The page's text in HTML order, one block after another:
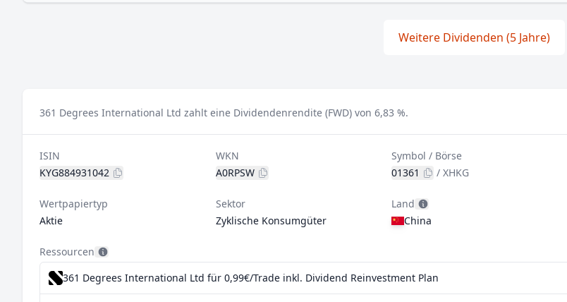
Weitere Dividenden (5 Jahre)
361 Degrees International Ltd zahlt eine Dividendenrendite (FWD) von 6,83 %.
ISIN
KYG884931042
WKN
A0RPSW
Symbol / Börse
01361
/XHKG
Wertpapiertyp
Aktie
Sektor
Zyklische Konsumgüter
Land
China
Ressourcen
361 Degrees International Ltd für 0,99€/Trade inkl. Dividend Reinvestment Plan